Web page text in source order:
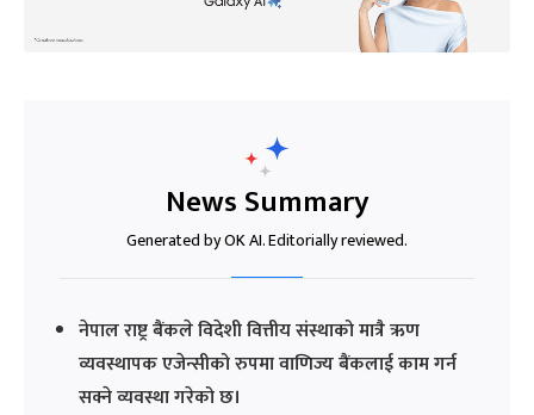
News Summary
Generated by OK AI. Editorially reviewed.
नेपाल राष्ट्र बैंकले विदेशी वित्तीय संस्थाको मात्रै ऋण
व्यवस्थापक एजेन्सीको रुपमा वाणिज्य बैंकलाई काम गर्न
सक्ने व्यवस्था गरेको छ।